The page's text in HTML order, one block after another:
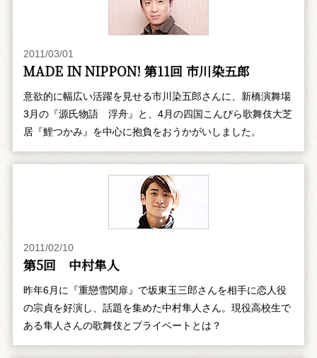
2011/03/01
MADE IN NIPPON! 第11回 市川染五郎
意欲的に幅広い活躍を見せる市川染五郎さんに、新橋演舞場
3月の『源氏物語 浮舟』と、4月の四国こんぴら歌舞伎大芝
居『鯉つかみ』を中心に抱負をおうかがいしました。
2011/02/10
第5回 中村隼人
昨年6月に『重戀雪関扉』で坂東玉三郎さんを相手に恋人役
の宗貞を好演し、話題を集めた中村隼人さん。現役高校生で
ある隼人さんの歌舞伎とプライベートとは？